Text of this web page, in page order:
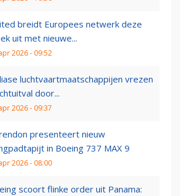
breidt Europees netwerk deze
uit met nieuwe...
2026 - 09:52
luchtvaartmaatschappijen vrezen
door...
2026 - 09:37
presenteert nieuw
in Boeing 737 MAX 9
2026 - 08:00
scoort flinke order uit Panama: